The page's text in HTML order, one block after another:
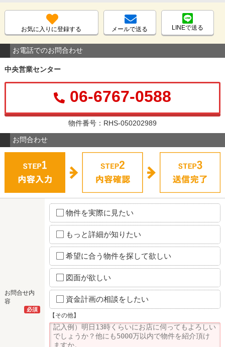
お気に入りに登録する メールで送る LINEで送る
お電話でのお問合わせ
中央営業センター
06-6767-0588
物件番号：RHS-050202989
お問合わせ
お問合せ内
容
必須
物件を実際に見たい
もっと詳細が知りたい
希望に合う物件を探して欲しい
図面が欲しい
資金計画の相談をしたい
【その他】